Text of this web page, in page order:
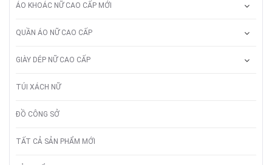
ÁO KHOÁC NỮ CAO CẤP MỚI
QUẦN ÁO NỮ CAO CẤP
GIÀY DÉP NỮ CAO CẤP
TÚI XÁCH NỮ
ĐỒ CÔNG SỞ
TẤT CẢ SẢN PHẨM MỚI